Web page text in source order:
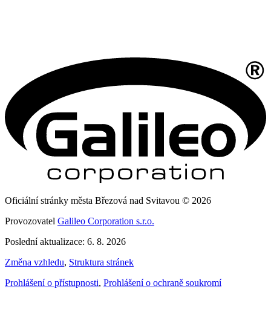
Oficiální stránky města Březová nad Svitavou © 2026
Provozovatel Galileo Corporation s.r.o.
Poslední aktualizace: 6. 8. 2026
Změna vzhledu, Struktura stránek
Prohlášení o přístupnosti, Prohlášení o ochraně soukromí